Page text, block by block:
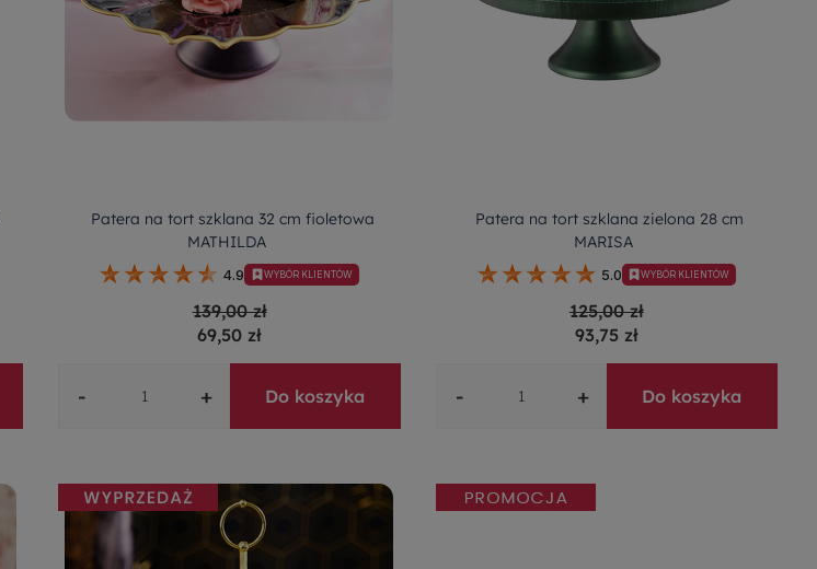
Patera na tort szklana 32 cm fioletowa
MATHILDA
4.9 WYBÓR KLIENTÓW
139,00 zł
69,50 zł
- + Do koszyka
Patera na tort szklana zielona 28 cm
MARISA
5.0 WYBÓR KLIENTÓW
125,00 zł
93,75 zł
- + Do koszyka